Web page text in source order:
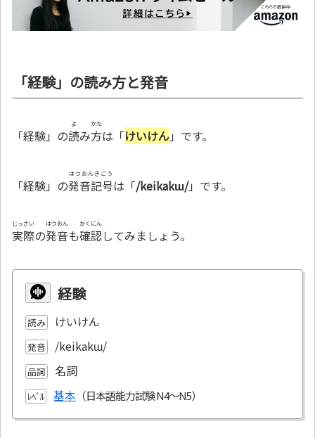
「経験」の読み方と発音
「経験」の読
よ
み方
かた
は「けいけん」です。
「経験」の発音記号
はつおんきごう
は「/keikakɯ/」です。
実際
じっさい
の発音
はつおん
も確認
かくにん
してみましょう。
経験
読み けいけん
発音 /keikakɯ/
品詞 名詞
ﾚﾍﾞﾙ 基本